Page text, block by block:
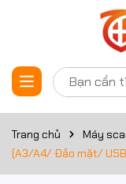
Trang chủ Máy
(A3/A4/ Đảo mặt/
Thông
Loại Máy
Nạp tài liệu Nạp
Đặt trước